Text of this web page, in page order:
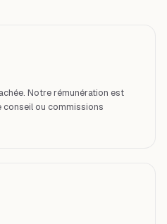
Notre rémunération est
ou commissions